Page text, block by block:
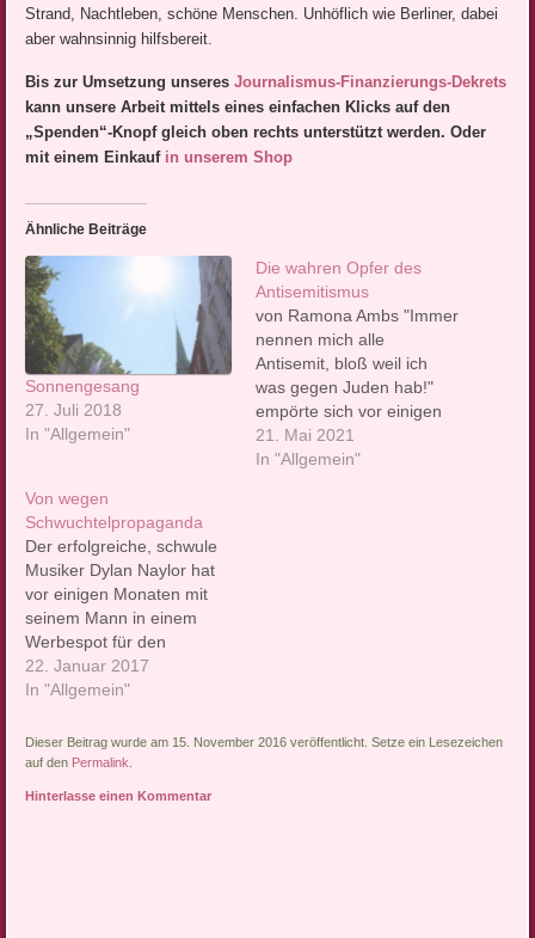
Strand, Nachtleben, schöne Menschen. Unhöflich wie Berliner, dabei
aber wahnsinnig hilfsbereit.
Bis zur Umsetzung unseresJournalismus-Finanzierungs-Dekrets
kann unsere Arbeit mittels eines einfachen Klicks auf den
„Spenden“-Knopf gleich oben rechts unterstützt werden. Oder
mit einem Einkauf in unserem Shop
Ähnliche Beiträge
Sonnengesang
27. Juli 2018
In "Allgemein"
Die wahren Opfer des
Antisemitismus
von Ramona Ambs "Immer
nennen mich alle
Antisemit, bloß weil ich
was gegen Juden hab!"
empörte sich vor einigen
Jahren mal ein Leser bei
mir. Was erstmal lustig
21. Mai 2021
In "Allgemein"
Von wegen
Schwuchtelpropaganda
Der erfolgreiche, schwule
Musiker Dylan Naylor hat
vor einigen Monaten mit
seinem Mann in einem
Werbespot für den
Sexshop Amorelie
mitgespielt. Außer zwei
und begehren und genau
darüber austauschen, gab
22. Januar 2017
In "Allgemein"
Dieser Beitrag wurde am 15. November 2016 veröffentlicht. Setze ein Lesezeichen
auf den Permalink
Hinterlasse einen Kommentar